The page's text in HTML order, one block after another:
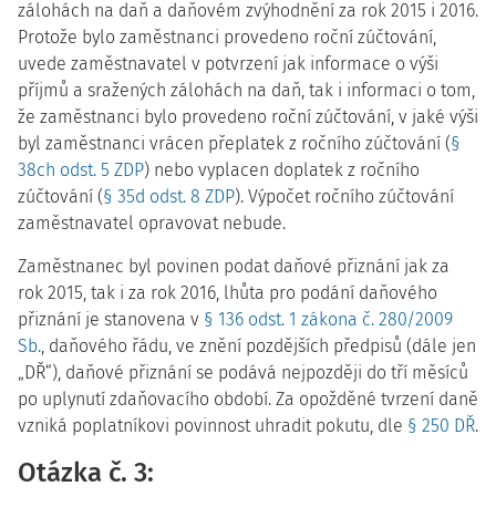
zálohách na daň a daňovém zvýhodnění za rok 2015 i 2016.
Protože bylo zaměstnanci provedeno roční zúčtování,
uvede zaměstnavatel v potvrzení jak informace o výši
příjmů a sražených zálohách na daň, tak i informaci o tom,
že zaměstnanci bylo provedeno roční zúčtování, v jaké výši
byl zaměstnanci vrácen přeplatek z ročního zúčtování (§
38ch odst. 5 ZDP) nebo vyplacen doplatek z ročního
zúčtování (§ 35d odst. 8 ZDP). Výpočet ročního zúčtování
zaměstnavatel opravovat nebude.
Zaměstnanec byl povinen podat daňové přiznání jak za
rok 2015, tak i za rok 2016, lhůta pro podání daňového
přiznání je stanovena v § 136 odst. 1 zákona č. 280/2009
Sb., daňového řádu, ve znění pozdějších předpisů (dále jen
„DŘ“), daňové přiznání se podává nejpozději do tří měsíců
po uplynutí zdaňovacího období. Za opožděné tvrzení daně
vzniká poplatníkovi povinnost uhradit pokutu, dle § 250 DŘ.
Otázka č. 3: